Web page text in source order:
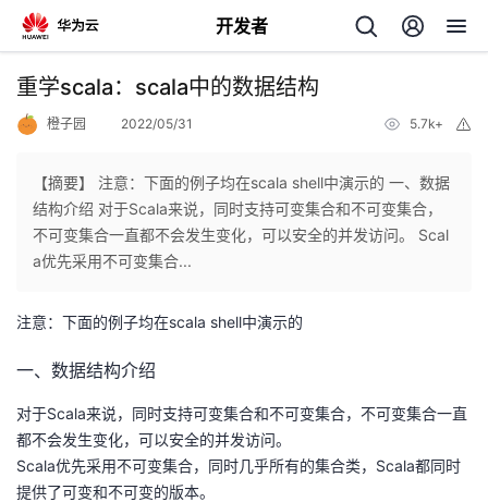
开发者
返
个
人
主
页
我
的
开
发
重学scala：scala中的数据结构
橙子园 2022/05/31 5.7k+
【摘要】 注意：下面的例子均在scala shell中演示的 一、数据
结构介绍 对于Scala来说，同时支持可变集合和不可变集合，
不可变集合一直都不会发生变化，可以安全的并发访问。 Scal
a优先采用不可变集合...
注意：下面的例子均在scala shell中演示的
一、数据结构介绍
对于Scala来说，同时支持可变集合和不可变集合，不可变集合一直
都不会发生变化，可以安全的并发访问。
Scala优先采用不可变集合，同时几乎所有的集合类，Scala都同时
提供了可变和不可变的版本。